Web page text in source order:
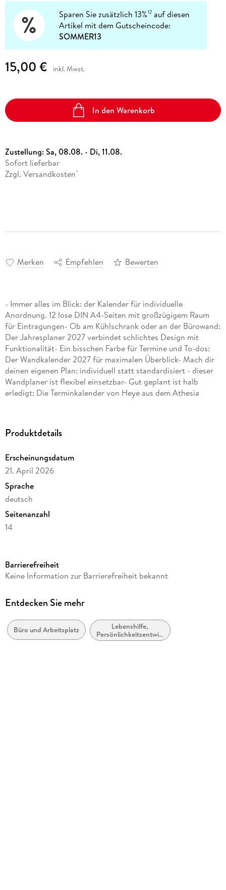
Sparen Sie zusätzlich 13%12 auf diesen
Artikel mit dem Gutscheincode:
SOMMER13
15,00 € inkl. Mwst.
In den Warenkorb
Zustellung:Sa, 08.08. - Di, 11.08.
Sofort lieferbar
Zzgl. Versandkosten *
Merken Empfehlen Bewerten
- Immer alles im Blick: der Kalender für individuelle
Anordnung. 12 lose DIN A4-Seiten mit großzügigem Raum
für Eintragungen- Ob am Kühlschrank oder an der Bürowand:
Der Jahresplaner 2027 verbindet schlichtes Design mit
Funktionalität- Ein bisschen Farbe für Termine und To-dos:
Der Wandkalender 2027 für maximalen Überblick- Mach dir
deinen eigenen Plan: individuell statt standardisiert - dieser
Wandplaner ist flexibel einsetzbar- Gut geplant ist halb
erledigt: Die Terminkalender von Heye aus dem Athesia
Produktdetails
Erscheinungsdatum
21. April 2026
Sprache
deutsch
Seitenanzahl
14
Produktart
Gewicht
Größe (L/B/H)
351/215/7 mm
Barrierefreiheit
Keine Information zur Barrierefreiheit bekannt
Entdecken Sie mehr
Büro und Arbeitsplatz
Lebenshilfe,
Persönlichkeitsentwicklung
und praktische Tipps